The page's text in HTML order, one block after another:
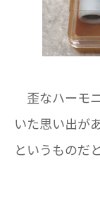
歪なハーモ
いた思い出が
というものだ